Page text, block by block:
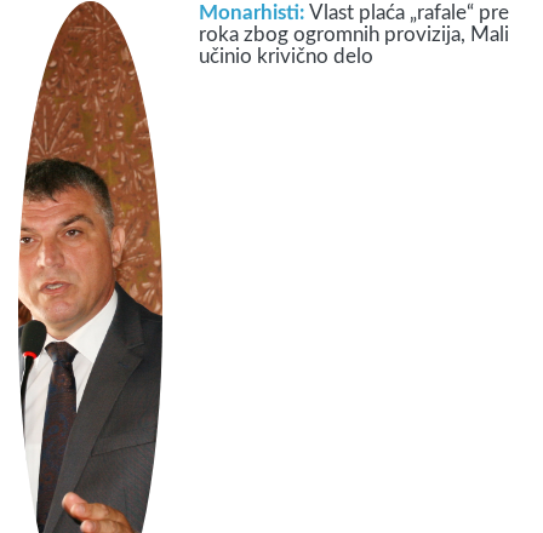
Monarhisti:Vlast plaća „rafale“ pre
roka zbog ogromnih provizija, Mali
učinio krivično delo